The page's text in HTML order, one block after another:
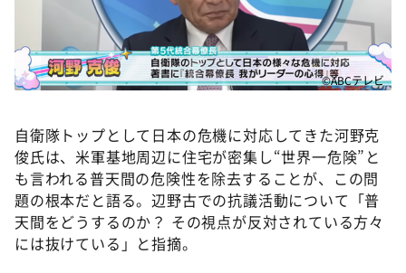
©ABCテレビ
自衛隊トップとして日本の危機に対応してきた河野克
俊氏は、米軍基地周辺に住宅が密集し“世界一危険”と
も言われる普天間の危険性を除去することが、この問
題の根本だと語る。辺野古での抗議活動について「普
天間をどうするのか？ その視点が反対されている方々
には抜けている」と指摘。